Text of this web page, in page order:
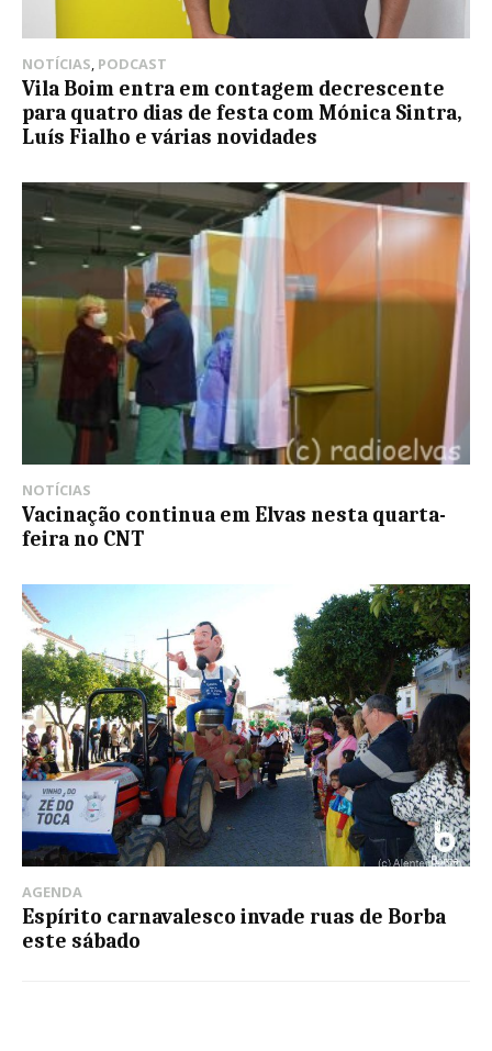
NOTÍCIAS, PODCAST
Vila Boim entra em contagem decrescente
para quatro dias de festa com Mónica Sintra,
Luís Fialho e várias novidades
NOTÍCIAS
Vacinação continua em Elvas nesta quarta-
feira no CNT
AGENDA
Espírito carnavalesco invade ruas de Borba
este sábado